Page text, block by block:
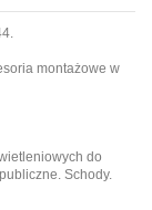
montażowe w
do
Schody.